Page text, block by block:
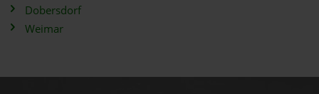
Dobersdorf
Weimar